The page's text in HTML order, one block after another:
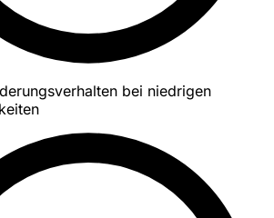
bei niedrigen